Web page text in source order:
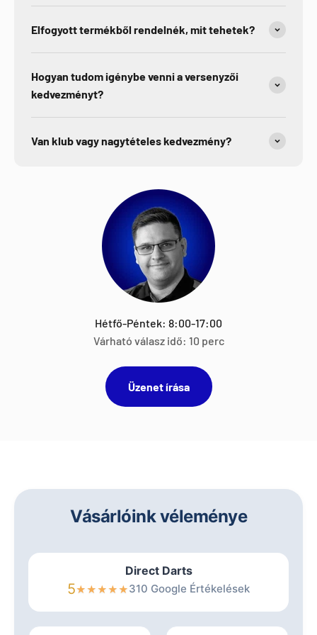
Elfogyott termékből rendelnék, mit tehetek?
Hogyan tudom igénybe venni a versenyzői
kedvezményt?
Van klub vagy nagytételes kedvezmény?
Hétfő-Péntek: 8:00-17:00
Várható válasz idő: 10 perc
Üzenet írása
Vásárlóink véleménye
Direct Darts
5★★★★★310 Google Értékelések